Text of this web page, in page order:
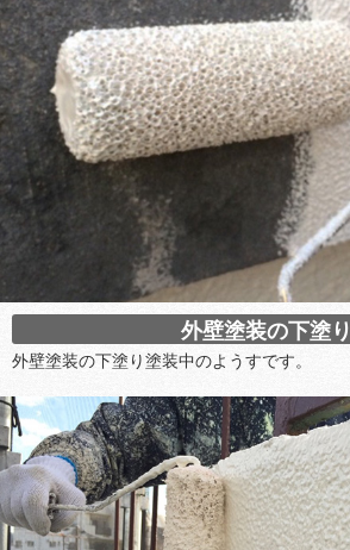
外壁塗装の下塗り
外壁塗装の下塗り塗装中のようすです。